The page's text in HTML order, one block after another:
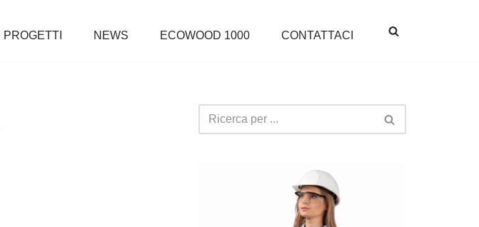
PROGETTI NEWS ECOWOOD 1000 CONTATTACI